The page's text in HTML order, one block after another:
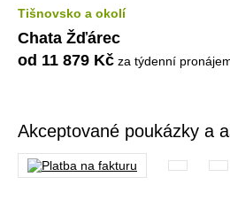
Tišnovsko a okolí
Chata Žďárec
od 11 879 Kč za týdenní
Akceptované poukázky a